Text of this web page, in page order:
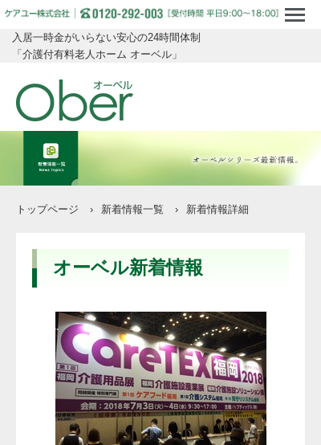
入居一時金がいらない安心の24時間体制
「介護付有料老人ホーム オーベル」
トップページ › 新着情報一覧 › 新着情報詳細
オーベル新着情報